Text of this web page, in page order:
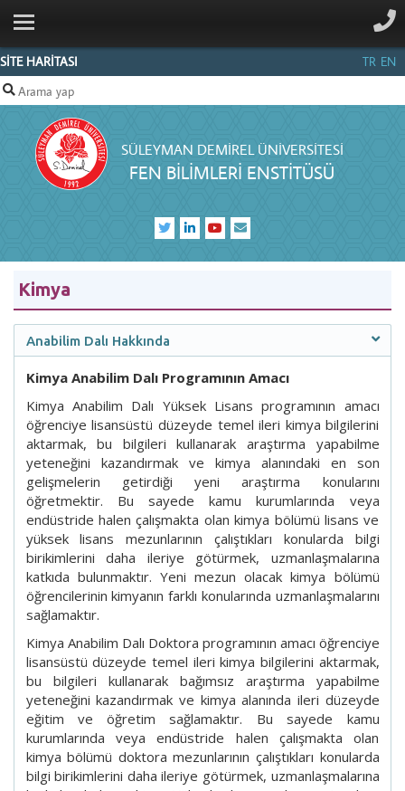
SİTE HARİTASI TR EN
SÜLEYMAN DEMIREL ÜNIVERSITESI
FEN BİLİMLERİ ENSTİTÜSÜ
ANA SAYFA
KURUMSAL
PERSONEL
ANABİLİM
DALLARI
SDÜFORMS
İLETIŞIM
Kimya
Anabilim Dalı Hakkında
Kimya Anabilim Dalı Programının Amacı
Kimya Anabilim Dalı Yüksek Lisans programının amacı
öğrenciye lisansüstü düzeyde temel ileri kimya bilgilerini
aktarmak, bu bilgileri kullanarak araştırma yapabilme
yeteneğini kazandırmak ve kimya alanındaki en son
gelişmelerin getirdiği yeni araştırma konularını
öğretmektir. Bu sayede kamu kurumlarında veya
endüstride halen çalışmakta olan kimya bölümü lisans ve
yüksek lisans mezunlarının çalıştıkları konularda bilgi
birikimlerini daha ileriye götürmek, uzmanlaşmalarına
katkıda bulunmaktır. Yeni mezun olacak kimya bölümü
öğrencilerinin kimyanın farklı konularında uzmanlaşmalarını
sağlamaktır.
Kimya Anabilim Dalı Doktora programının amacı öğrenciye
lisansüstü düzeyde temel ileri kimya bilgilerini aktarmak,
bu bilgileri kullanarak bağımsız araştırma yapabilme
yeteneğini kazandırmak ve kimya alanında ileri düzeyde
eğitim ve öğretim sağlamaktır. Bu sayede kamu
kurumlarında veya endüstride halen çalışmakta olan
kimya bölümü doktora mezunlarının çalıştıkları konularda
bilgi birikimlerini daha ileriye götürmek, uzmanlaşmalarına